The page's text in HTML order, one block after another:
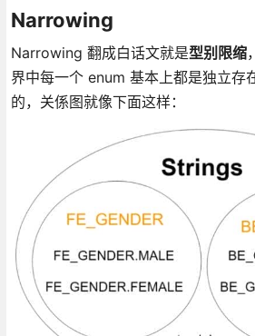
Narrowing
Narrowing 翻成白话文就是型别限缩
界中每一个 enum 基本上都是独立存
的，关係图就像下面这样：